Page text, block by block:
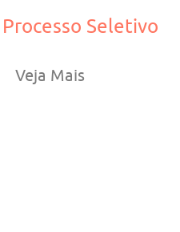
Processo Seletivo
Veja Mais